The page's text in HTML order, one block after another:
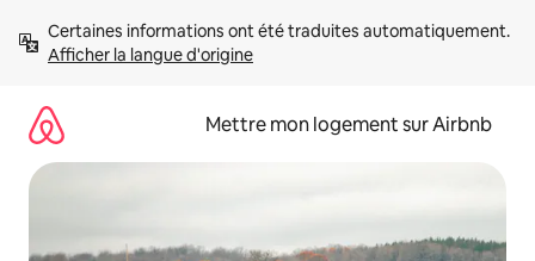
directement
Afficher la langue d'origine
Mettre mon logement sur Airbnb